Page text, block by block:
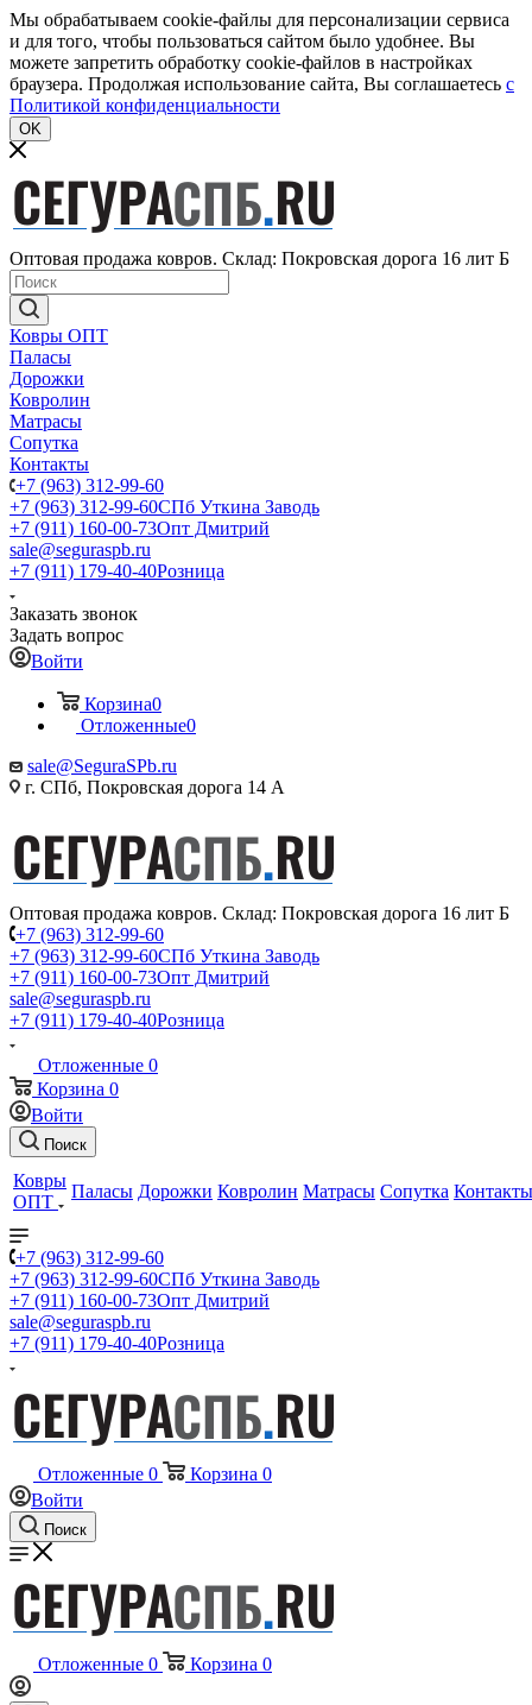
Мы обрабатываем cookie-файлы для персонализации сервиса
и для того, чтобы пользоваться сайтом было удобнее. Вы
можете запретить обработку cookie-файлов в настройках
браузера. Продолжая использование сайта, Вы соглашаетесь c
Политикой конфиденциальности
OK
Оптовая продажа ковров. Склад: Покровская дорога 16 лит Б
Ковры ОПТ
Паласы
Дорожки
Ковролин
Матрасы
Сопутка
Контакты
+7 (963) 312-99-60
+7 (963) 312-99-60СПб Уткина Заводь
+7 (911) 160-00-73Опт Дмитрий
sale@seguraspb.ru
+7 (911) 179-40-40Розница
Заказать звонок
Задать вопрос
Войти
Корзина0
Отложенные0
sale@SeguraSPb.ru
г. СПб, Покровская дорога 14 А
Оптовая продажа ковров. Склад: Покровская дорога 16 лит Б
+7 (963) 312-99-60
+7 (963) 312-99-60СПб Уткина Заводь
+7 (911) 160-00-73Опт Дмитрий
sale@seguraspb.ru
+7 (911) 179-40-40Розница
Отложенные 0
Корзина 0
Войти
Поиск
Ковры
ОПТ
Паласы Дорожки Ковролин Матрасы Сопутка Контакты
+7 (963) 312-99-60
+7 (963) 312-99-60СПб Уткина Заводь
+7 (911) 160-00-73Опт Дмитрий
sale@seguraspb.ru
+7 (911) 179-40-40Розница
Отложенные 0 Корзина 0
Войти
Поиск
Отложенные 0 Корзина 0